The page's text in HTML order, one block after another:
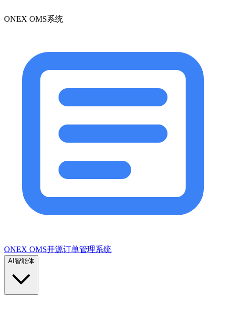
ONEX OMS系统
ONEX OMS开源订单管理系统
AI智能体